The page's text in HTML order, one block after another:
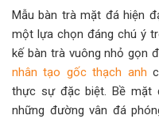
Mẫu bàn trà mặt đá hiện
một lựa chọn đáng chú ý
kế bàn trà vuông nhỏ gọn
nhân tạo gốc thạch anh
thực sự đặc biệt. Bề mặt
những đường vân đá